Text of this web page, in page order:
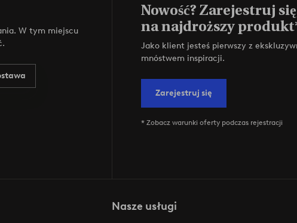
W tym miejscu
Nowość? Zarejestruj
na najdroższy
Jako klient jesteś pierwszy z
mnóstwem inspiracji.
Zarejestruj się
* Zobacz warunki oferty podczas rejestracji
Nasze usługi